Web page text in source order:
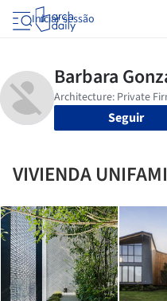
Iniciar sessão
Seguir
VIVIENDA UNIFAMI